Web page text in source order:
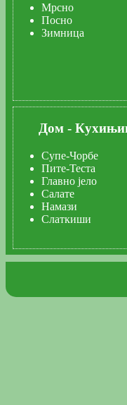
Мрсно
Посно
Зимница
Дом -
Супе-Чорбе
Пите-Теста
Главно јело
Салате
Намази
Слаткиши